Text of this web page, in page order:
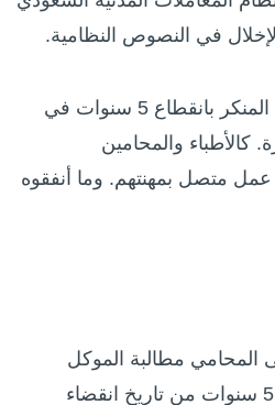
في النصوص النظامية.
فإن الدعوى لا تسمع على المنكر بانقطاع 5 سنوات في
والمحامين
متصل بمهنتهم. وما أنفقوه
المحامي مطالبة الموكل
بحقوقه في الأتعاب خلال 5 سنوات من تاريخ انقضاء